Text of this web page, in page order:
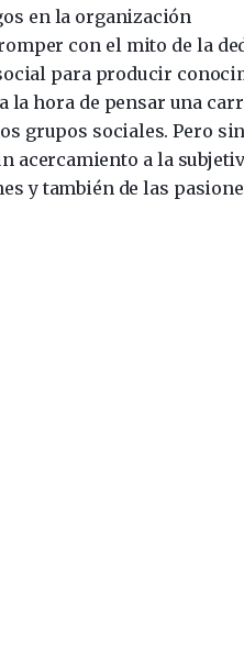
en la organización
con el mito de la
para producir
la hora de pensar una
grupos sociales. Pero
acercamiento a la
y también de las